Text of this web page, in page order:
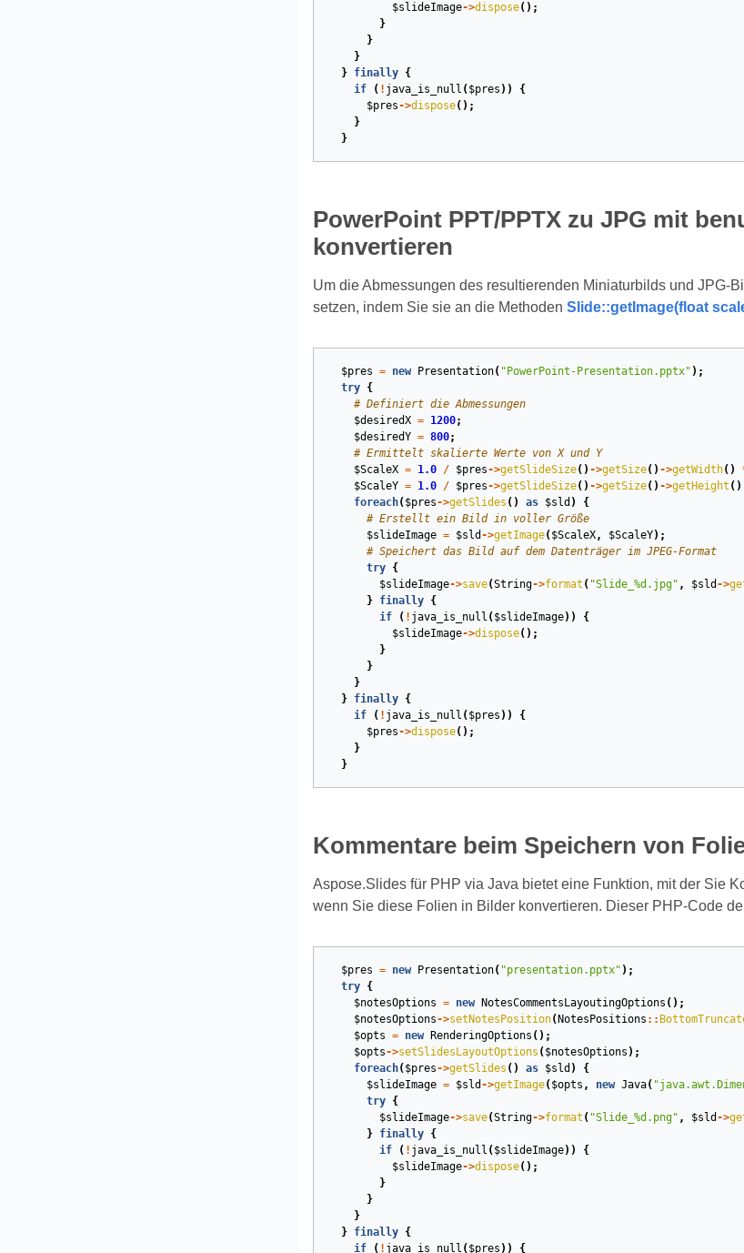
$slideImage->dispose();
}
}
}
}
finally
{
if
( ! java_is_null ( $pres ))
{
$pres->dispose();
}
}
PowerPoint PPT/PPTX zu JPG mit
konvertieren
Um die Abmessungen des resultierenden Miniaturbilds und
setzen, indem Sie sie an die Methoden Slide::getImage(float
$pres = new Presentation( "PowerPoint-Presentation.pptx" );
try
{
# Definiert die Abmessungen
$desiredX = 1200;
$desiredY = 800;
# Ermittelt skalierte Werte von X und Y
$ScaleX = 1.0 / $pres->getSlideSize() ->getSize() ->getWidth()
$ScaleY = 1.0 / $pres->getSlideSize() ->getSize() ->getHeight ()
foreach( $pres->getSlides () as $sld )
{
# Erstellt ein Bild in voller Größe
$slideImage = $sld ->getImage( $ScaleX, $ScaleY);
# Speichert das Bild auf dem Datenträger im JPEG-Format
try
{
$slideImage->save(String->format ( "Slide_%d.jpg" , $sld ->
}
finally
{
if
( ! java_is_null ( $slideImage))
{
$slideImage->dispose();
}
}
}
}
finally
{
if
( ! java_is_null ( $pres ))
{
$pres->dispose();
}
}
Kommentare beim Speichern von
Aspose.Slides für PHP via Java bietet eine Funktion, mit der Sie
wenn Sie diese Folien in Bilder konvertieren. Dieser PHP‑Code
$pres = new Presentation( "presentation.pptx" );
try
{
$notesOptions = new NotesCommentsLayoutingOptions ();
$notesOptions->setNotesPosition( NotesPositions ::
$opts = new RenderingOptions ();
$opts->setSlidesLayoutOptions ( $notesOptions );
foreach( $pres->getSlides () as $sld )
{
$slideImage = $sld ->getImage( $opts , new Java(
try
{
$slideImage->save(String->format ( "Slide_%d.png" , $sld ->
}
finally
{
if
( ! java_is_null ( $slideImage))
{
$slideImage->dispose();
}
}
}
}
finally
{
if
( ! java_is_null ( $pres )) {